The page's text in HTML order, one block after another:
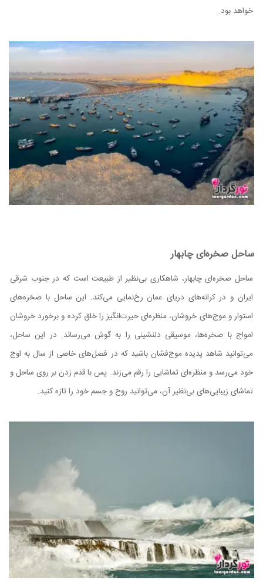
خواهد بود.
ساحل صخره‌ای چابهار
ساحل صخره‌ای چابهار، شاهکاری بی‌نظیر از طبیعت است که در جنوب شرقی
ایران و در کرانه‌های دریای عمان رخ‌نمایی می‌کند. این ساحل با صخره‌های
استوار و موج‌های خروشان، منظره‌ای حیرت‌انگیز را خلق کرده و برخورد خروشان
امواج با صخره‌ها، موسیقی دلنشینی را به گوش می‌رساند. در این ساحل،
می‌توانید شاهد پدیده موج‌فشان باشید که در فصل‌های خاصی از سال به اوج
خود می‌رسد و منظره‌ای تماشایی را رقم می‌زند. پس با قدم زدن بر روی ساحل و
تماشای زیبایی‌های بی‌نظیر آن، می‌توانید روح و جسم خود را تازه کنید.